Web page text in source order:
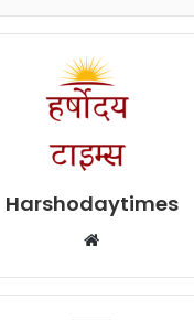
Harshodaytimes
Website